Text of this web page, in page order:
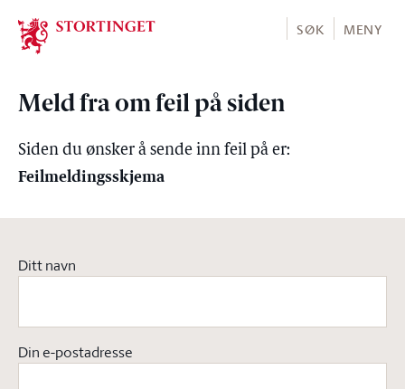
Stortinget.no
SØK MENY
Meld fra om feil på siden
Siden du ønsker å sende inn feil på er:
Feilmeldingsskjema
Ditt navn
Din e-postadresse